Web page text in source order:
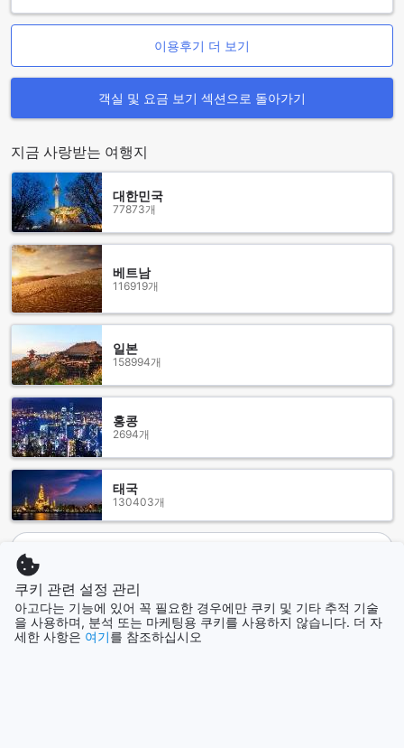
또한, 객실 서비스도 제공되어 편안한 객실에서 여유롭게 식사
를 즐길 수 있는 옵션이 있습니다. 바쁜 일정 속에서도 고급스러
운 식사를 방 안에서 편리하게 즐길 수 있는 점은 크로프터스 호
텔의 큰 매력 중 하나입니다. 이처럼 다양한 다이닝 시설을 통해
손님들은 포튼에서의 숙박을 더욱 특별하게 만들어 줄 수 있습
크로프터스 호텔은 포튼의 매력적인 장소에 위치하여 다양한
객실 유형을 제공합니다. 더블룸(Ensuite)은 아늑한 더블 침대
가 마련되어 있어 편안한 휴식을 원하는 커플이나 개인 여행객
에게 적합합니다. 또한, 싱글룸(Ensuite)은 단독 여행객을 위한
공간으로, 아담하고 아늑한 분위기를 자랑합니다. 마지막으로,
트윈룸(Ensuite)은 두 개의 싱글 침대가 있어 친구 또는 가족과
함께 여행하는 이들에게 완벽한 선택입니다.
아고다를 통해 크로프터스 호텔의 객실을 예약하면 최고의 가
격을 보장받을 수 있으며, 간편하고 번거로움 없는 예약 경험을
게 가장 적합한 방을 선택하는 즐거움을 누려보세요. 크로프터
스 호텔에서 특별한 순간을 만들어보세요!
포튼: 자연과 역사로 가득한 매력적인 마을
포튼은 영국 랭커셔의 숨겨진 보석으로, 자연의 아름다움과 풍
부한 역사를 자랑하는 매력적인 마을입니다. 이곳은 울창한 숲
과 드넓은 초원이 어우러져 있어, 하이킹이나 자전거 타기를 즐
기는 여행자들에게 이상적인 장소입니다. 특히, 주변의 포튼 자
연 보호구역은 다양한 야생동물과 식물들이 서식하고 있어 자
연 애호가들에게 큰 인기를 끌고 있습니다. 또한, 이곳의 경치
를 만끽할 수 있습니다.
포튼은 또한 역사적인 명소로 가득 차 있습니다. 마을 중심부에
는 중세 건축 양식을 지닌 아름다운 교회와 박물관이 자리 잡고
있어, 방문객들은 이 지역의 유구한 역사와 문화를 깊이 이해할
수 있습니다. 특히, 포튼 성은 이 지역의 상징적인 랜드마크로,
이용후기 더 보기
객실 및 요금 보기 섹션으로 돌아가기
지금 사랑받는 여행지
대한민국
77873개
베트남
116919개
일본
158994개
홍콩
2694개
태국
130403개
인기 도시
쿠키 관련 설정 관리
아고다는 기능에 있어 꼭 필요한 경우에만 쿠키 및 기타 추적 기술
을 사용하며, 분석 또는 마케팅용 쿠키를 사용하지 않습니다. 더 자
세한 사항은 여기를 참조하십시오